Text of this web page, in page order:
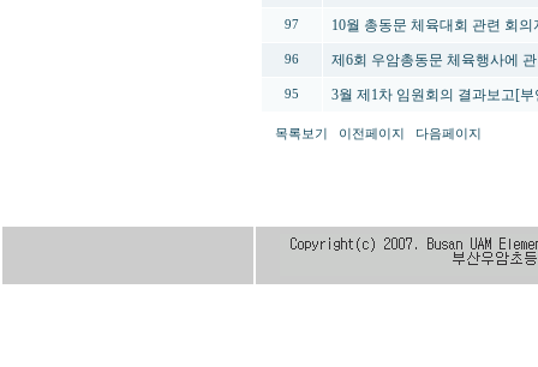
97 10월 총동문 체육대회 관련 회의
96 제6회 우암총동문 체육행사에
95 3월 제1차 임원회의 결과보고[
목록보기 이전페이지 다음페이지